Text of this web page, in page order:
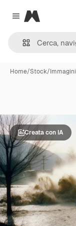
Close menu
Magnific
Home/Stock/Immagini
Creata con IA